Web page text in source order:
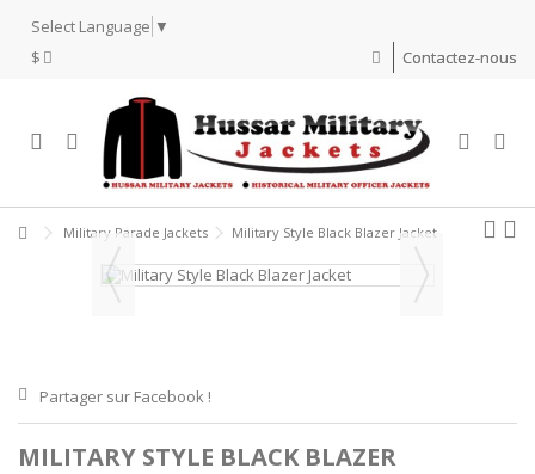
Select Language ▼
$
Contactez-nous
Military Parade Jackets Military Style Black Blazer Jacket
Partager sur Facebook !
MILITARY STYLE BLACK BLAZER